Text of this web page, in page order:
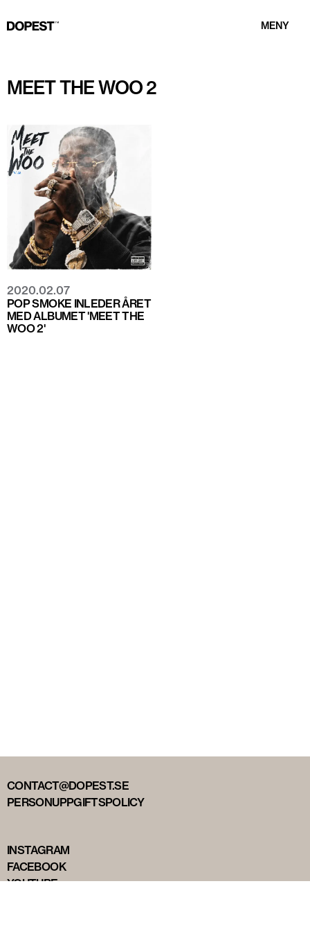
MENY
MEET THE WOO 2
2020.02.07
POP SMOKE INLEDER ÅRET
MED ALBUMET 'MEET THE
WOO 2'
CONTACT@DOPEST.SE
PERSONUPPGIFTSPOLICY
INSTAGRAM
FACEBOOK
YOUTUBE